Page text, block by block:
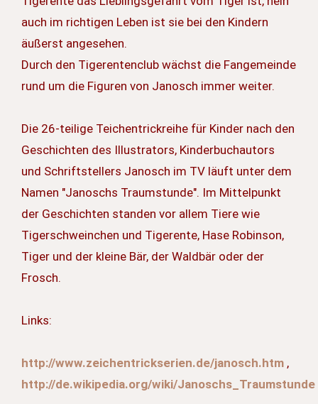
auch im richtigen Leben ist sie bei den Kindern
äußerst angesehen.
Durch den Tigerentenclub wächst die Fangemeinde
rund um die Figuren von Janosch immer weiter.
Die 26-teilige Teichentrickreihe für Kinder nach den
Geschichten des Illustrators, Kinderbuchautors
und Schriftstellers Janosch im TV läuft unter dem
Namen "Janoschs Traumstunde". Im Mittelpunkt
der Geschichten standen vor allem Tiere wie
Tigerschweinchen und Tigerente, Hase Robinson,
Tiger und der kleine Bär, der Waldbär oder der
Frosch.
Links:
http://www.zeichentrickserien.de/janosch.htm ,
http://de.wikipedia.org/wiki/Janoschs_Traumstunde